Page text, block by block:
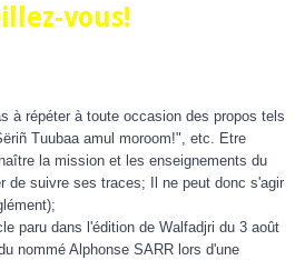
vous!
à répéter à toute occasion des propos tels
Tuubaa amul moroom!", etc. Etre
la mission et les enseignements du
de suivre ses traces; Il ne peut donc s'agir
paru dans l'édition de Walfadjri du 3 août
nommé Alphonse SARR lors d'une